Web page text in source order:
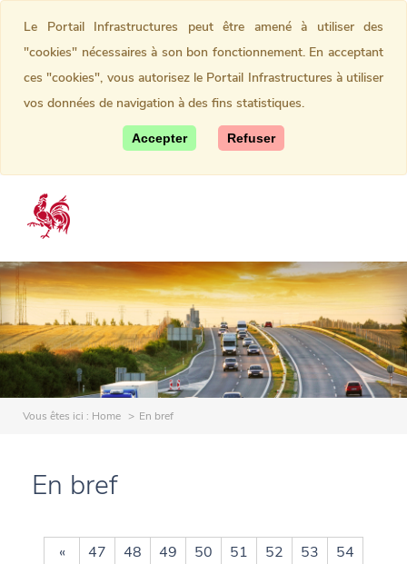
Vous êtes ici : Home En bref
En bref
« 47 48 49 50 51 52 53
54
Le Portail Infrastructures peut être amené à utiliser des
"cookies" nécessaires à son bon fonctionnement. En acceptant
ces "cookies", vous autorisez le Portail Infrastructures à utiliser
vos données de navigation à des fins statistiques.
Accepter Refuser